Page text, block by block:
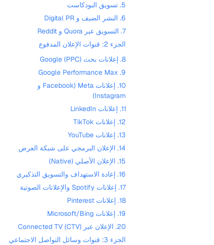
5. تسويق البودكاست
6. النشر الضيف و Digital PR
7. التسويق عبر Quora و Reddit
الجزء 2: قنوات الإعلان المدفوع
8. إعلانات بحث Google (PPC)
9. Google Performance Max
10. إعلانات Meta (Facebook و
Instagram)
11. إعلانات LinkedIn
12. إعلانات TikTok
13. إعلانات YouTube
14. الإعلان البرمجي على شبكة العرض
15. الإعلان الأصلي (Native)
16. إعادة الاستهداف والتسويق التذكيري
17. إعلانات Spotify والإعلانات الصوتية
18. إعلانات Pinterest
19. إعلانات Microsoft/Bing
20. الإعلان عبر Connected TV (CTV)
الجزء 3: قنوات وسائل التواصل الاجتماعي